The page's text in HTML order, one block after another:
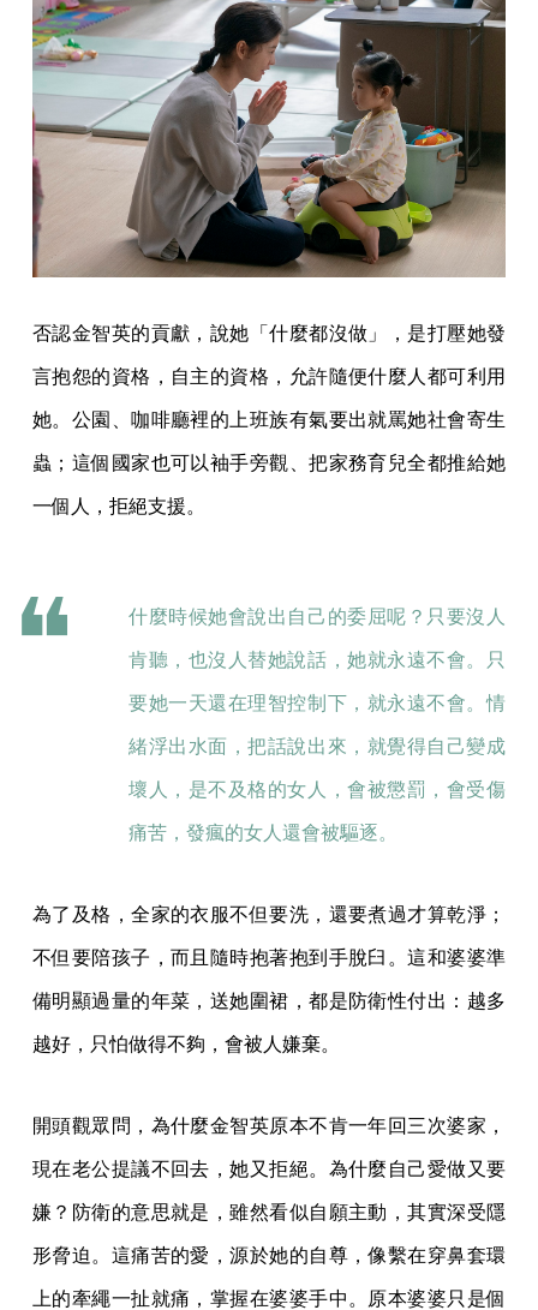
否認金智英的貢獻，說她「什麼都沒做」，是打壓她發
言抱怨的資格，自主的資格，允許隨便什麼人都可利用
她。公園、咖啡廳裡的上班族有氣要出就罵她社會寄生
蟲；這個國家也可以袖手旁觀、把家務育兒全都推給她
一個人，拒絕支援。
什麼時候她會說出自己的委屈呢？只要沒人
肯聽，也沒人替她說話，她就永遠不會。只
要她一天還在理智控制下，就永遠不會。情
緒浮出水面，把話說出來，就覺得自己變成
壞人，是不及格的女人，會被懲罰，會受傷
痛苦，發瘋的女人還會被驅逐。
為了及格，全家的衣服不但要洗，還要煮過才算乾淨；
不但要陪孩子，而且隨時抱著抱到手脫臼。這和婆婆準
備明顯過量的年菜，送她圍裙，都是防衛性付出：越多
越好，只怕做得不夠，會被人嫌棄。
開頭觀眾問，為什麼金智英原本不肯一年回三次婆家，
現在老公提議不回去，她又拒絕。為什麼自己愛做又要
嫌？防衛的意思就是，雖然看似自願主動，其實深受隱
形脅迫。這痛苦的愛，源於她的自尊，像繫在穿鼻套環
上的牽繩一扯就痛，掌握在婆婆手中。原本婆婆只是個